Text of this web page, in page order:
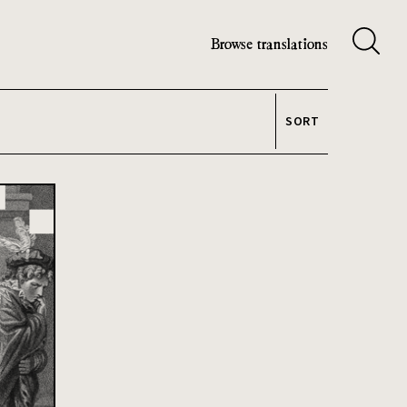
Browse translations
SORT